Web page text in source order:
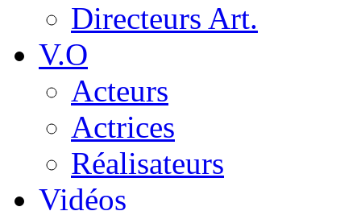
Directeurs Art.
V.O
Acteurs
Actrices
Réalisateurs
Vidéos